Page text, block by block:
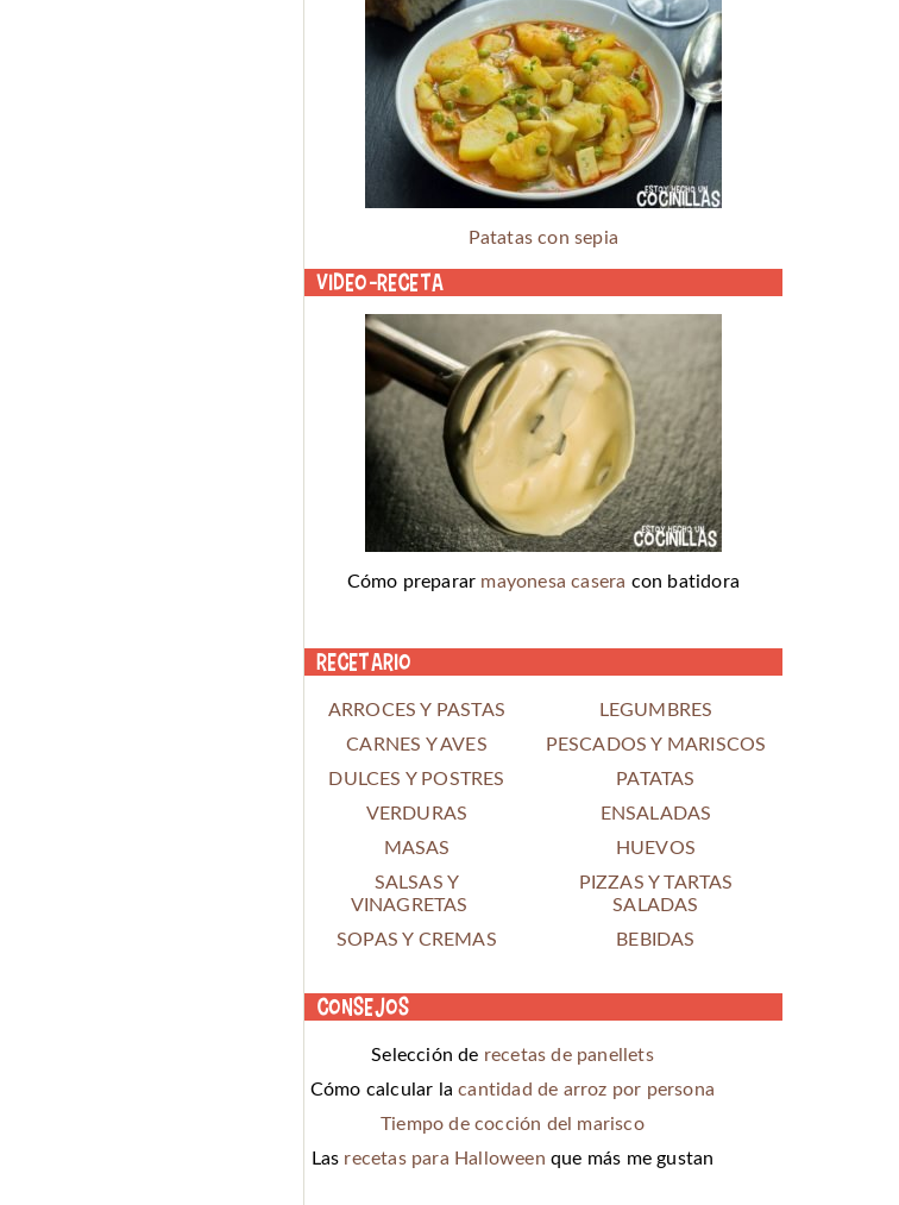
Patatas con sepia
Video-receta
Cómo preparar mayonesa casera con batidora
Recetario
ARROCES Y PASTAS
LEGUMBRES
CARNES Y AVES
PESCADOS Y MARISCOS
DULCES Y POSTRES
PATATAS
VERDURAS
ENSALADAS
MASAS
HUEVOS
SALSAS Y
VINAGRETAS
PIZZAS Y TARTAS
SALADAS
SOPAS Y CREMAS
BEBIDAS
Consejos
Selección de recetas de panellets
Cómo calcular lacantidad de arroz por persona
Tiempo de cocción del marisco
Las recetas para Halloween que más me gustan